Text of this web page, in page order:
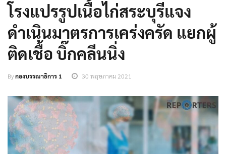
โรงแปรรูปเนื้อไก่สระบุรีแจง
ดำเนินมาตรการเคร่งครัด แยกผู้
ติดเชื้อ บิ๊กคลีนนิ่ง
Byกองบรรณาธิการ 1 30 พฤษภาคม 2021